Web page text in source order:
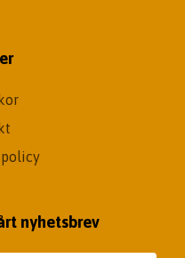
nyhetsbrev